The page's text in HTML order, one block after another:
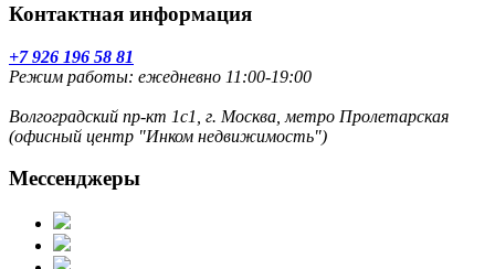
Контактная информация
+7 926 196 58 81
Режим работы: ежедневно 11:00-19:00
Волгоградский пр-кт 1с1, г. Москва, метро Пролетарская
(офисный центр "Инком недвижимость")
Мессенджеры